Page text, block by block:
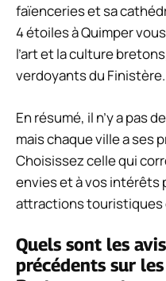
faïenceries et sa
4 étoiles à Quimper
l’art et la culture
verdoyants du Finistère.
En résumé, il n’y a pas
mais chaque ville a ses
Choisissez celle qui
envies et à vos
attractions touristiques
Quels sont les
précédents sur